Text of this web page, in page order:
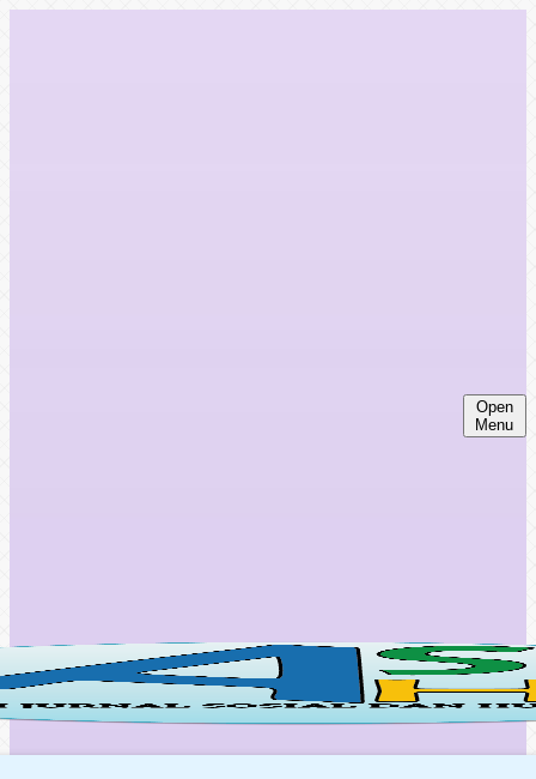
Open
Menu